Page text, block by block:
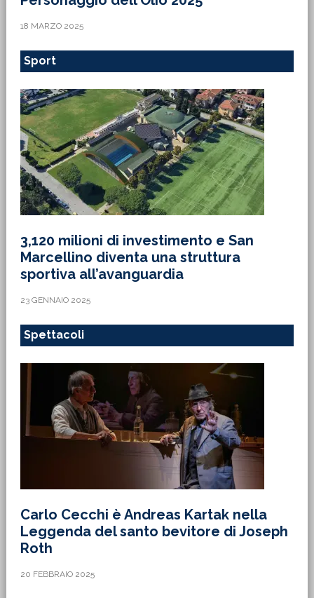
18 MARZO 2025
Sport
3,120 milioni di investimento e San
Marcellino diventa una struttura
sportiva all’avanguardia
23 GENNAIO 2025
Spettacoli
Carlo Cecchi è Andreas Kartak nella
Leggenda del santo bevitore di Joseph
Roth
20 FEBBRAIO 2025